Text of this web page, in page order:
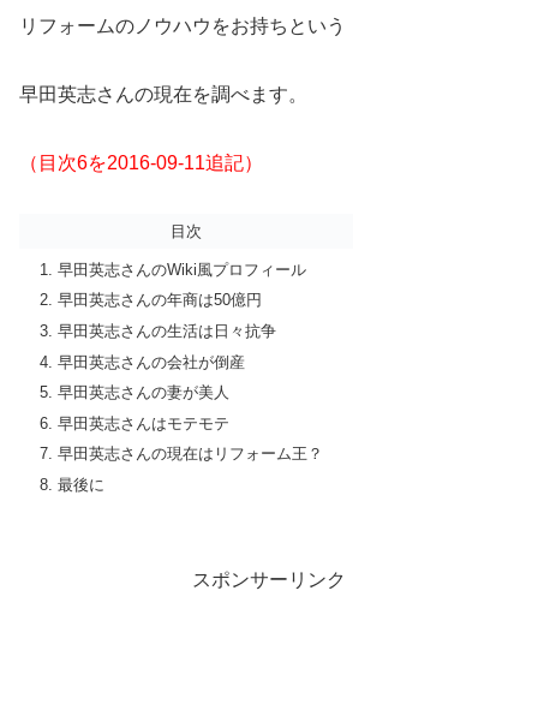
リフォームのノウハウをお持ちという
早田英志さんの現在を調べます。
（目次6を2016-09-11追記）
目次
早田英志さんのWiki風プロフィール
早田英志さんの年商は50億円
早田英志さんの生活は日々抗争
早田英志さんの会社が倒産
早田英志さんの妻が美人
早田英志さんはモテモテ
早田英志さんの現在はリフォーム王？
最後に
スポンサーリンク